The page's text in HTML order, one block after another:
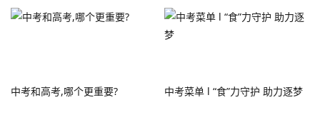
中考和高考,哪个更重要? 中考菜单 l “食”力守护 助力逐梦